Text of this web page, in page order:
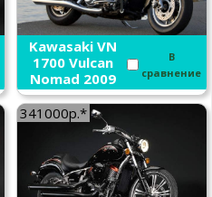
Kawasaki VN
1700 Vulcan
Nomad 2009
В
сравнение
341000р.*